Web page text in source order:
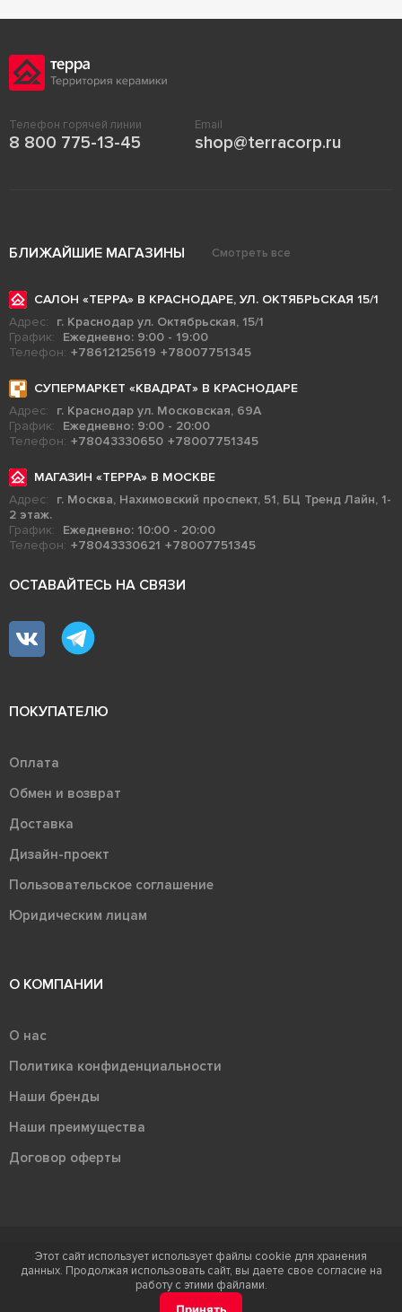
Телефон горячей линии
8 800 775-13-45
Email
shop@terracorp.ru
БЛИЖАЙШИЕ МАГАЗИНЫ Смотреть все
САЛОН «ТЕРРА» В КРАСНОДАРЕ, УЛ. ОКТЯБРЬСКАЯ 15/1
Адрес:
г. Краснодар ул. Октябрьская, 15/1
График:
Ежедневно: 9:00 - 19:00
Телефон: +78612125619 +78007751345
СУПЕРМАРКЕТ «КВАДРАТ» В КРАСНОДАРЕ
Адрес:
г. Краснодар ул. Московская, 69А
График:
Ежедневно: 9:00 - 20:00
Телефон: +78043330650 +78007751345
МАГАЗИН «ТЕРРА» В МОСКВЕ
Адрес:
г. Москва, Нахимовский проспект, 51, БЦ Тренд Лайн, 1-
2 этаж.
График:
Ежедневно: 10:00 - 20:00
Телефон: +78043330621 +78007751345
ОСТАВАЙТЕСЬ НА СВЯЗИ
ПОКУПАТЕЛЮ
Оплата
Обмен и возврат
Доставка
Дизайн-проект
Пользовательское соглашение
Юридическим лицам
О КОМПАНИИ
О нас
Политика конфиденциальности
Наши бренды
Наши преимущества
Договор оферты
Терра - территория керамики 2026
Ⓒ Правообладателем товарного знака "Терра" является ООО "Атлас-
Этот сайт использует использует файлы cookie для хранения
данных. Продолжая использовать сайт, вы даете свое согласие на
работу с этими файлами.